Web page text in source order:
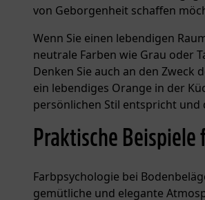
von Geborgenheit schaffen
Wenn Sie einen lebendigen
neutrale Farben wie Grau oder
Denken Sie auch an den
ein lebendiges Orange in der
persönlichen Stil entspricht
Praktische
Farbpsychologie bei
gemütliche und elegante